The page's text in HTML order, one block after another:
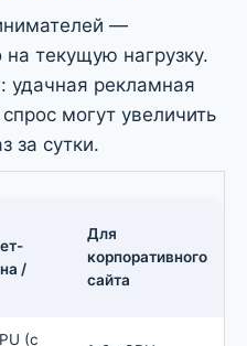
—
на текущую нагрузку.
удачная рекламная
могут увеличить
за сутки.
/
Для
корпоративного
сайта
(с